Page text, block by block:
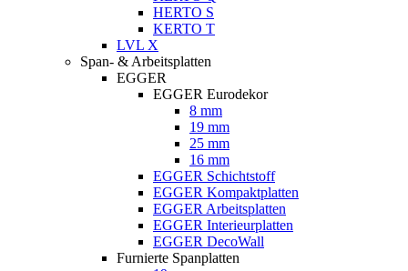
HERTO S
KERTO T
LVL X
Span- & Arbeitsplatten
EGGER
EGGER Eurodekor
8 mm
19 mm
25 mm
16 mm
EGGER Schichtstoff
EGGER Kompaktplatten
EGGER Arbeitsplatten
EGGER Interieurplatten
EGGER DecoWall
Furnierte Spanplatten